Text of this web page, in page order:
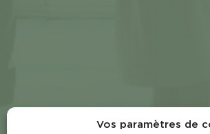
Vos paramètres de